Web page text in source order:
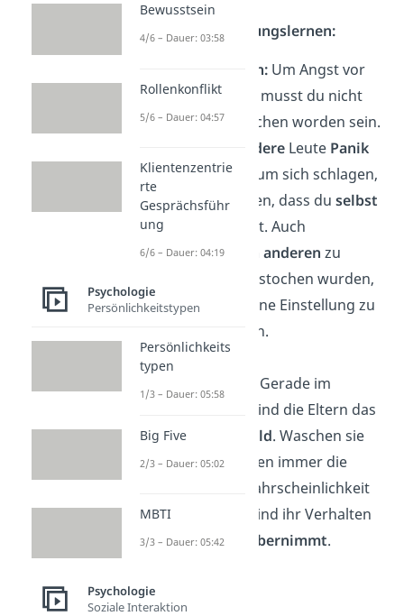
Beispiele Beobachtungslernen:
Angst vor Bienen:Um Angst vor
Bienen zu haben musst du nicht
mal selbst gestochen worden sein.
andere Leute Panik
bekommen und um sich schlagen,
kann dafür sorgen, dass du selbst
Angst entwickelst. Auch
Geschichten von anderen zu
hören, wie sie gestochen wurden,
kann sich auf deine Einstellung zu
Bienen auswirken.
Gerade im
Kleinkind-Alter, sind die Eltern das
wichtigste
Vorbild. Waschen sie
sich vor dem Essen immer die
Hände, ist die Wahrscheinlichkeit
hoch, dass das Kind ihr Verhalten
nachahmtund übernimmt.
Bewusstsein
4/6 – Dauer: 03:58
Rollenkonflikt
5/6 – Dauer: 04:57
Klientenzentrie
rte
Gesprächsführ
ung
6/6 – Dauer: 04:19
Psychologie
Persönlichkeitstypen
Persönlichkeits
typen
1/3 – Dauer: 05:58
Big Five
2/3 – Dauer: 05:02
MBTI
3/3 – Dauer: 05:42
Psychologie
Soziale Interaktion